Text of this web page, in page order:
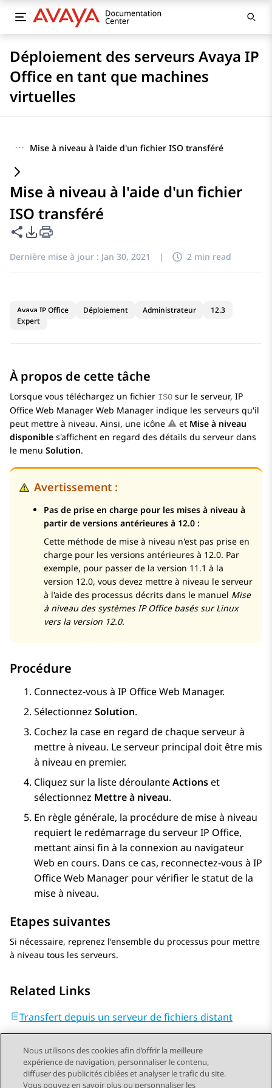
Déploiement des serveurs Avaya IP
Office en tant que machines
virtuelles
··· Mise à niveau à l'aide d'un fichier ISO transféré
Mise à niveau à l'aide d'un fichier
ISO transféré
Partager cette page
Options d'exportation PDF
Dernière mise à jour : Jan 30, 2021 | 2 min read
Avaya IP Office Déploiement Administrateur
12.3
Expert
À propos de cette tâche
Lorsque vous téléchargez un fichier ISO sur le serveur, IP
Office Web Manager Web Manager indique les serveurs qu'il
peut mettre à niveau. Ainsi, une icône
et Mise à niveau
disponible s'affichent en regard des détails du serveur dans
le menu Solution.
Avertissement :
Pas de prise en charge pour les mises à niveau à
partir de versions antérieures à 12.0 :
Cette méthode de mise à niveau n'est pas prise en
charge pour les versions antérieures à 12.0. Par
exemple, pour passer de la version 11.1 à la
version 12.0, vous devez mettre à niveau le serveur
à l'aide des processus décrits dans le manuel Mise
à niveau des systèmes IP Office basés sur Linux
vers la version 12.0.
Procédure
Connectez-vous à IP Office Web Manager.
Sélectionnez Solution.
Cochez la case en regard de chaque serveur à
mettre à niveau. Le serveur principal doit être mis
à niveau en premier.
Cliquez sur la liste déroulanteActionset
sélectionnez Mettre à niveau.
En règle générale, la procédure de mise à niveau
requiert le redémarrage du serveurIP Office,
mettant ainsi fin à la connexion au navigateur
Web en cours. Dans ce cas, reconnectez-vous à IP
Office Web Manager pour vérifier le statut de la
mise à niveau.
Etapes suivantes
Si nécessaire, reprenez l'ensemble du processus pour mettre
à niveau tous les serveurs.
Related Links
Transfert depuis un serveur de fichiers distant
Nous utilisons des cookies afin d’offrir la meilleure
expérience de navigation, personnaliser le contenu,
diffuser des publicités ciblées et analyser le trafic du site.
Vous pouvez en savoir plus ou personnaliser les